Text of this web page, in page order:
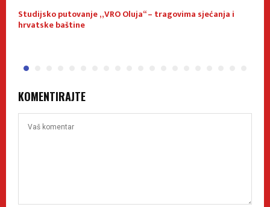
Studijsko putovanje „VRO Oluja“ – tragovima sjećanja i
hrvatske baštine
KOMENTIRAJTE